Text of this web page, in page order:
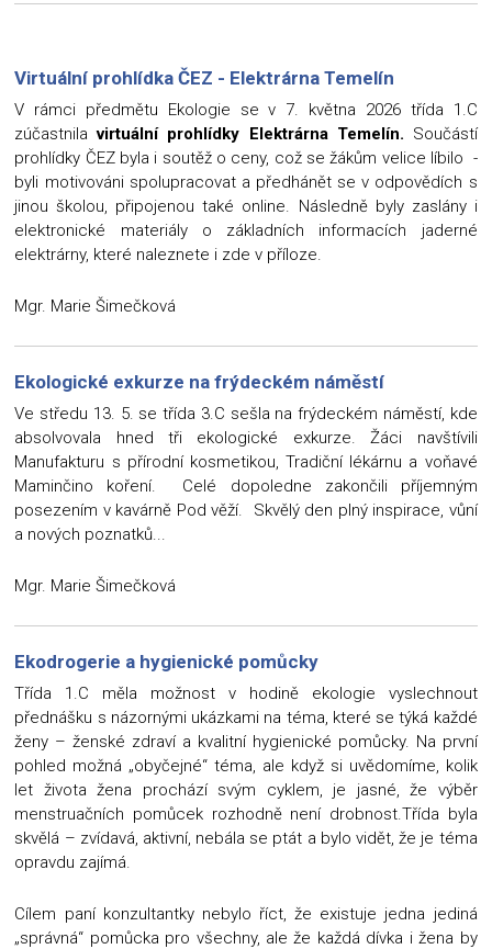
Virtuální prohlídka ČEZ - Elektrárna Temelín
V rámci předmětu Ekologie se v 7. května 2026 třída 1.C
zúčastnilavirtuální prohlídky Elektrárna Temelín. Součástí
prohlídky ČEZ byla i soutěž o ceny, což se žákům velice líbilo -
byli motivováni spolupracovat a předhánět se v odpovědích s
jinou školou, připojenou také online. Následně byly zaslány i
elektronické materiály o základních informacích jaderné
elektrárny, které naleznete i zde v příloze.
Mgr. Marie Šimečková
Ekologické exkurze na frýdeckém náměstí
Ve středu 13. 5. se třída 3.C sešla na frýdeckém náměstí, kde
absolvovala hned tři ekologické exkurze. Žáci navštívili
Manufakturu s přírodní kosmetikou, Tradiční lékárnu a voňavé
Maminčino koření. Celé dopoledne zakončili příjemným
posezením v kavárně Pod věží. Skvělý den plný inspirace, vůní
a nových poznatků...
Mgr. Marie Šimečková
Ekodrogerie a hygienické pomůcky
Třída 1.C měla možnost v hodině ekologie vyslechnout
přednášku s názornými ukázkami na téma, které se týká každé
ženy – ženské zdraví a kvalitní hygienické pomůcky. Na první
pohled možná „obyčejné“ téma, ale když si uvědomíme, kolik
let života žena prochází svým cyklem, je jasné, že výběr
menstruačních pomůcek rozhodně není drobnost.Třída byla
skvělá – zvídavá, aktivní, nebála se ptát a bylo vidět, že je téma
opravdu zajímá.
Cílem paní konzultantky nebylo říct, že existuje jedna jediná
„správná“ pomůcka pro všechny, ale že každá dívka i žena by